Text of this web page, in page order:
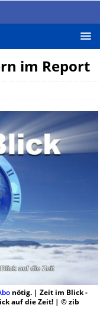
im Report
nötig. | Zeit im Blick -
auf die Zeit! | © zib